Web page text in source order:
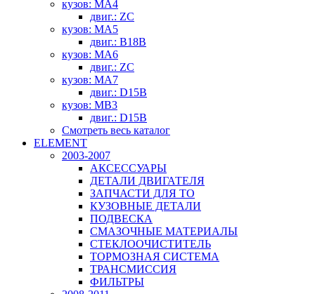
кузов: MA4
двиг.: ZC
кузов: MA5
двиг.: B18B
кузов: MA6
двиг.: ZC
кузов: MA7
двиг.: D15B
кузов: MB3
двиг.: D15B
Смотреть весь каталог
ELEMENT
2003-2007
АКСЕССУАРЫ
ДЕТАЛИ ДВИГАТЕЛЯ
ЗАПЧАСТИ ДЛЯ ТО
КУЗОВНЫЕ ДЕТАЛИ
ПОДВЕСКА
СМАЗОЧНЫЕ МАТЕРИАЛЫ
СТЕКЛООЧИСТИТЕЛЬ
ТОРМОЗНАЯ СИСТЕМА
ТРАНСМИССИЯ
ФИЛЬТРЫ